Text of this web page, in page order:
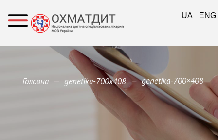
Головна — genetika-700x408 — genetika-700×408
UA ENG